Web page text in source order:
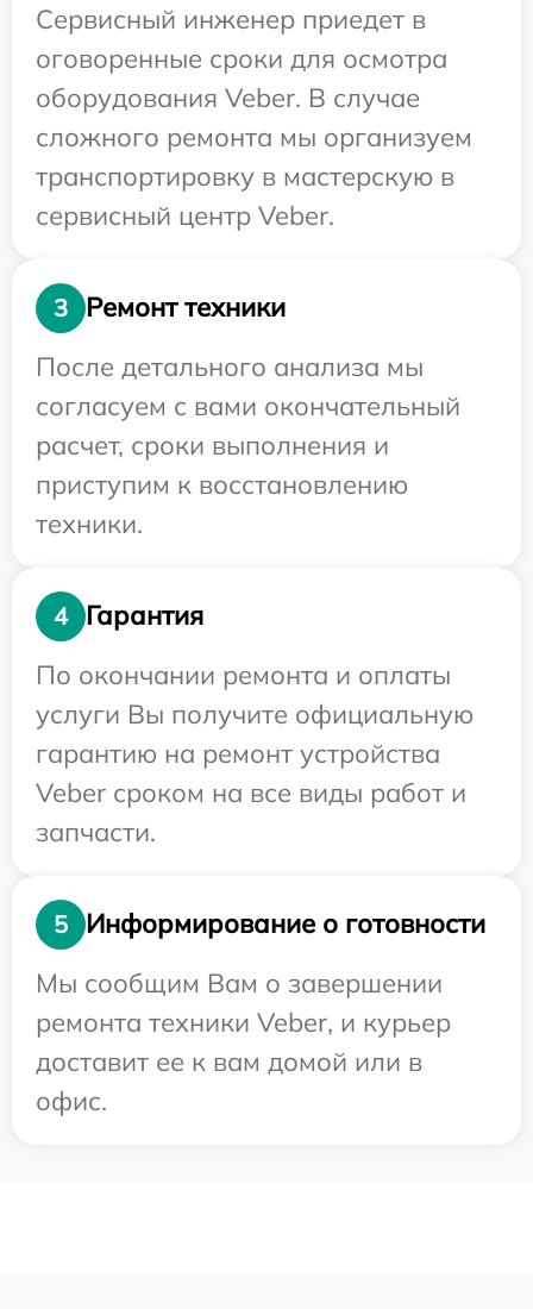
Сервисный инженер приедет в
оговоренные сроки для осмотра
оборудования Veber. В случае
сложного ремонта мы организуем
транспортировку в мастерскую в
сервисный центр Veber.
3
Ремонт техники
После детального анализа мы
согласуем с вами окончательный
расчет, сроки выполнения и
приступим к восстановлению
техники.
4
Гарантия
По окончании ремонта и оплаты
услуги Вы получите официальную
гарантию на ремонт устройства
Veber сроком на все виды работ и
запчасти.
5
Информирование о готовности
Мы сообщим Вам о завершении
ремонта техники Veber, и курьер
доставит ее к вам домой или в
офис.